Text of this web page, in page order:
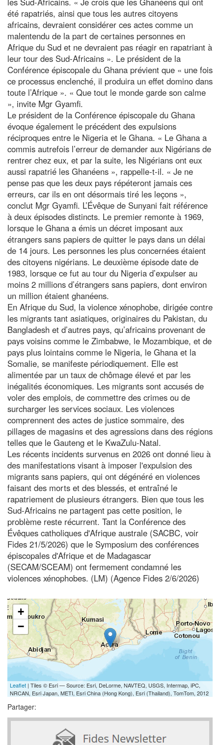
été rapatriés, ainsi que tous les autres citoyens
africains, devraient considérer ces actes comme un
malentendu de la part de certaines personnes en
Afrique du Sud et ne devraient pas réagir en rapatriant à
leur tour des Sud-Africains ». Le président de la
Conférence épiscopale du Ghana prévient que « une fois
ce processus enclenché, il produira un effet domino dans
toute l’Afrique ». « Que tout le monde garde son calme
», invite Mgr Gyamfi.
Le président de la Conférence épiscopale du Ghana
évoque également le précédent des expulsions
réciproques entre le Nigeria et le Ghana. « Le Ghana a
commis autrefois l’erreur de demander aux Nigérians de
rentrer chez eux, et par la suite, les Nigérians ont eux
aussi rapatrié les Ghanéens », rappelle-t-il. « Je ne
pense pas que les deux pays répéteront jamais ces
erreurs, car ils en ont désormais tiré les leçons »,
conclut Mgr Gyamfi. L’Évêque de Sunyani fait référence
à deux épisodes distincts. Le premier remonte à 1969,
lorsque le Ghana a émis un décret imposant aux
étrangers sans papiers de quitter le pays dans un délai
de 14 jours. Les personnes les plus concernées étaient
des citoyens nigérians. Le deuxième épisode date de
1983, lorsque ce fut au tour du Nigeria d’expulser au
moins 2 millions d’étrangers sans papiers, dont environ
un million étaient ghanéens.
En Afrique du Sud, la violence xénophobe, dirigée contre
les migrants tant asiatiques, originaires du Pakistan, du
Bangladesh et d’autres pays, qu’africains provenant de
pays voisins comme le Zimbabwe, le Mozambique, et de
pays plus lointains comme le Nigeria, le Ghana et la
Somalie, se manifeste périodiquement. Elle est
alimentée par un taux de chômage élevé et par les
inégalités économiques. Les migrants sont accusés de
voler des emplois, de commettre des crimes ou de
surcharger les services sociaux. Les violences
comprennent des actes de justice sommaire, des
pillages de magasins et des agressions dans des régions
telles que le Gauteng et le KwaZulu-Natal.
Les récents incidents survenus en 2026 ont donné lieu à
des manifestations visant à imposer l'expulsion des
migrants sans papiers, qui ont dégénéré en violences
faisant des morts et des blessés, et entraîné le
rapatriement de plusieurs étrangers. Bien que tous les
Sud-Africains ne partagent pas cette position, le
problème reste récurrent. Tant la Conférence des
Évêques catholiques d'Afrique australe (SACBC, voir
Fides 21/5/2026) que le Symposium des conférences
épiscopales d'Afrique et de Madagascar
(SECAM/SCEAM) ont fermement condamné les
violences xénophobes. (LM) (Agence Fides 2/6/2026)
+
−
Leaflet | Tiles © Esri — Source: Esri, DeLorme, NAVTEQ, USGS, Intermap, iPC,
NRCAN, Esri Japan, METI, Esri China (Hong Kong), Esri (Thailand), TomTom, 2012
Partager: